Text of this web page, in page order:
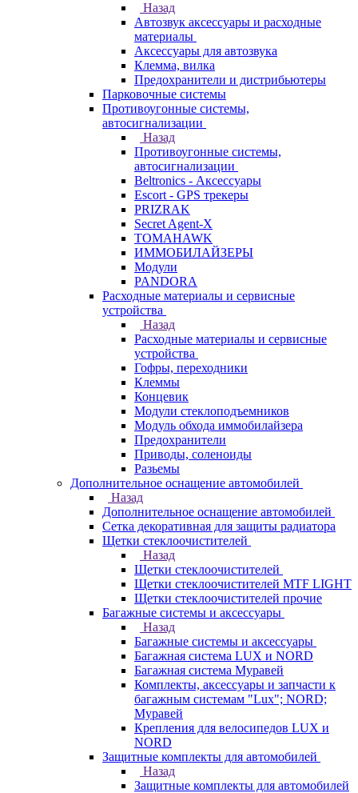
Назад
Автозвук аксессуары и расходные
материалы
Аксессуары для автозвука
Клемма, вилка
Предохранители и дистрибьютеры
Парковочные системы
Противоугонные системы,
автосигнализации
Назад
Противоугонные системы,
автосигнализации
Beltronics - Аксессуары
Escort - GPS трекеры
PRIZRAK
Secret Agent-X
TOMAHAWK
ИММОБИЛАЙЗЕРЫ
Модули
PANDORA
Расходные материалы и сервисные
устройства
Назад
Расходные материалы и сервисные
устройства
Гофры, переходники
Клеммы
Концевик
Модули стеклоподъемников
Модуль обхода иммобилайзера
Предохранители
Приводы, соленоиды
Разьемы
Дополнительное оснащение автомобилей
Назад
Дополнительное оснащение автомобилей
Сетка декоративная для защиты радиатора
Щетки стеклоочистителей
Назад
Щетки стеклоочистителей
Щетки стеклоочистителей MTF LIGHT
Щетки стеклоочистителей прочие
Багажные системы и аксессуары
Назад
Багажные системы и аксессуары
Багажная система LUX и NORD
Багажная система Муравей
Комплекты, аксессуары и запчасти к
багажным системам "Lux"; NORD;
Муравей
Крепления для велосипедов LUX и
NORD
Защитные комплекты для автомобилей
Назад
Защитные комплекты для автомобилей